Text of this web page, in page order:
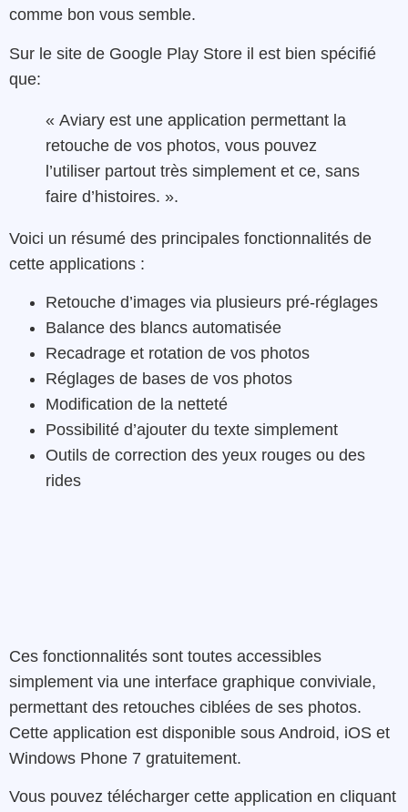
comme bon vous semble.
Sur le site de Google Play Store il est bien spécifié
que:
« Aviary est une application permettant la
retouche de vos photos, vous pouvez
l’utiliser partout très simplement et ce, sans
faire d’histoires. ».
Voici un résumé des principales fonctionnalités de
cette applications :
Retouche d’images via plusieurs pré-réglages
Balance des blancs automatisée
Recadrage et rotation de vos photos
Réglages de bases de vos photos
Modification de la netteté
Possibilité d’ajouter du texte simplement
Outils de correction des yeux rouges ou des
rides
Ces fonctionnalités sont toutes accessibles
simplement via une interface graphique conviviale,
permettant des retouches ciblées de ses photos.
Cette application est disponible sous Android, iOS et
Windows Phone 7 gratuitement.
Vous pouvez télécharger cette application en cliquant